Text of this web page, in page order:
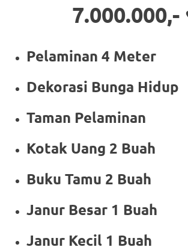
7.000.000,-
Pelaminan 4 Meter
Dekorasi Bunga Hidup
Taman Pelaminan
Kotak Uang 2 Buah
Buku Tamu 2 Buah
Janur Besar 1 Buah
Janur Kecil 1 Buah